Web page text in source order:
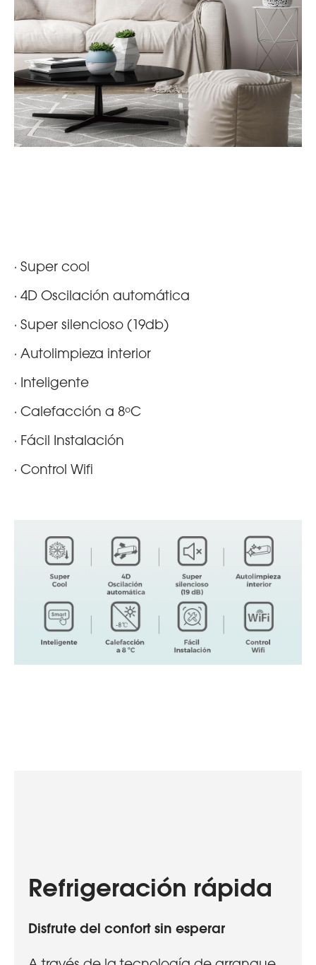
· Super cool
· 4D Oscilación automática
· Super silencioso (19db)
· Autolimpieza interior
· Inteligente
· Calefacción a 8ºC
· Fácil Instalación
· Control Wifi
Refrigeración rápida
Disfrute del confort sin esperar